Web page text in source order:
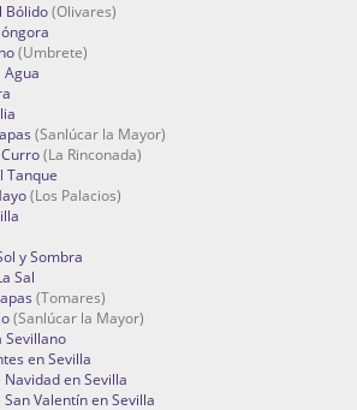
Bólido(Olivares)
(Umbrete)
(Sanlúcar la Mayor)
(La Rinconada)
Tanque
(Los Palacios)
y Sombra
Sal
(Tomares)
(Sanlúcar la Mayor)
Sevillano
en Sevilla
Navidad en Sevilla
Valentín en Sevilla